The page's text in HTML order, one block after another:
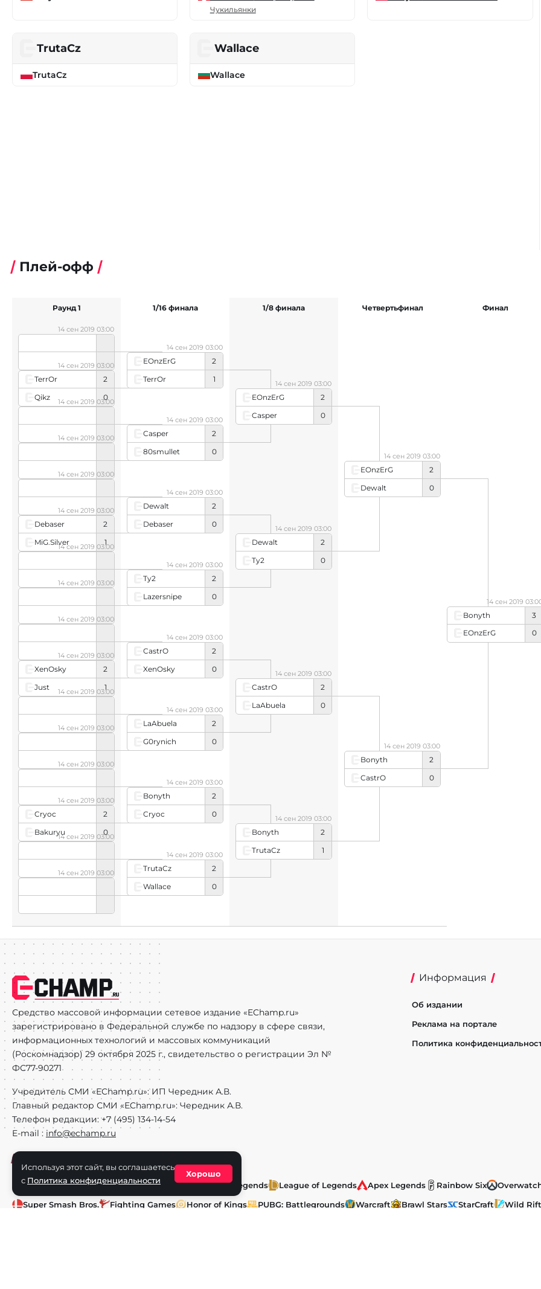
Чукильянки
TrutaCz
TrutaCz
Wallace
Wallace
Плей-офф
14 сен 2019 03:00
TerrOr
2
Qikz
0
14 сен 2019 03:00
14 сен 2019 03:00
14 сен 2019 03:00
14 сен 2019 03:00
Debaser
2
MiG.Silver
1
14 сен 2019 03:00
14 сен 2019 03:00
14 сен 2019 03:00
14 сен 2019 03:00
XenOsky
2
Just
1
14 сен 2019 03:00
14 сен 2019 03:00
14 сен 2019 03:00
14 сен 2019 03:00
Cryoc
2
Bakuryu
0
14 сен 2019 03:00
14 сен 2019 03:00
14 сен 2019 03:00
Раунд 1
EOnzErG
2
TerrOr
1
14 сен 2019 03:00
Casper
2
80smullet
0
14 сен 2019 03:00
Dewalt
2
Debaser
0
14 сен 2019 03:00
Ty2
2
Lazersnipe
0
14 сен 2019 03:00
CastrO
2
XenOsky
0
14 сен 2019 03:00
LaAbuela
2
G0rynich
0
14 сен 2019 03:00
Bonyth
2
Cryoc
0
14 сен 2019 03:00
TrutaCz
2
Wallace
0
14 сен 2019 03:00
1/16 финала
EOnzErG
2
Casper
0
14 сен 2019 03:00
Dewalt
2
Ty2
0
14 сен 2019 03:00
CastrO
2
LaAbuela
0
14 сен 2019 03:00
Bonyth
2
TrutaCz
1
14 сен 2019 03:00
1/8 финала
EOnzErG
2
Dewalt
0
14 сен 2019 03:00
Bonyth
2
CastrO
0
14 сен 2019 03:00
Четвертьфинал
Bonyth
3
EOnzErG
0
14 сен 2019
Финал
Средство массовой информации сетевое издание «EChamp.ru»
зарегистрировано в Федеральной службе по надзору в сфере связи,
информационных технологий и массовых коммуникаций
(Роскомнадзор) 29 октября 2025 г., свидетельство о регистрации Эл №
ФС77-90271
Учредитель СМИ «EChamp.ru»: ИП Чередник А.В.
Главный редактор СМИ «EChamp.ru»: Чередник А.В.
Телефон редакции: +7 (495) 134-14-54
E-mail : info@echamp.ru
Информация
Об издании
Реклама на портале
Политика
Dota 2 CS2 Valorant Rocket League Mobile Legends League of Legends Apex Legends Rainbow Six
Super Smash Bros.
Fighting Games Honor of Kings PUBG: Battlegrounds Warcraft Brawl Stars StarCraft
Wild Rift
Используя этот сайт, вы соглашаетесь
с Политика конфиденциальности
Хорошо